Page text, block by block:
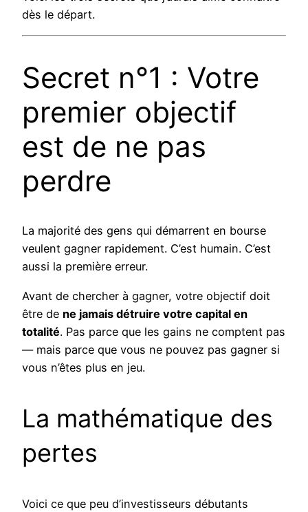
dès le départ.
Secret n°1 : Votre
premier objectif
est de ne pas
perdre
La majorité des gens qui démarrent en bourse
veulent gagner rapidement. C’est humain. C’est
aussi la première erreur.
Avant de chercher à gagner, votre objectif doit
être de ne jamais détruire votre capital en
totalité. Pas parce que les gains ne comptent pas
— mais parce que vous ne pouvez pas gagner si
vous n’êtes plus en jeu.
La mathématique des
pertes
Voici ce que peu d’investisseurs débutants